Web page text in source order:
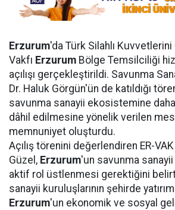
Erzurum'da Türk Silahlı
Vakfı Erzurum Bölge Temsilciliği
açılışı gerçekleştirildi. Savunma
Dr. Haluk Görgün'ün de katıldığı
savunma sanayii ekosistemine
dâhil edilmesine yönelik verilen
memnuniyet oluşturdu.
Açılış törenini değerlendiren ER-VAK
Güzel, Erzurum'un savunma sanayii
aktif rol üstlenmesi gerektiğini
sanayii kuruluşlarının şehirde
Erzurum'un ekonomik ve sosyal